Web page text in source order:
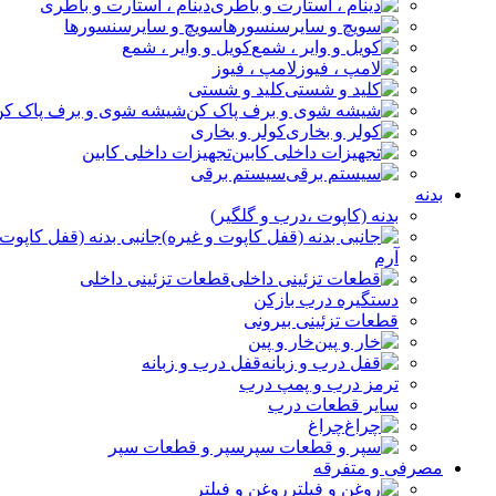
دینام ، استارت و باطری
سویچ و سایرسنسورها
کویل و وایر ، شمع
لامپ ، فیوز
کلید و شستی
شیشه شوی و برف پاک
کولر و بخاری
تجهیزات داخلی کابین
سیستم برقی
بدنه
بدنه (کاپوت ،درب و گلگیر)
جانبی بدنه (قفل
آرم
قطعات تزئینی داخلی
دستگیره درب بازکن
قطعات تزئینی بیرونی
خار و پین
قفل درب و زبانه
ترمز درب و پمپ درب
سایر قطعات درب
چراغ
سپر و قطعات سپر
مصرفی و متفرقه
روغن و فیلتر